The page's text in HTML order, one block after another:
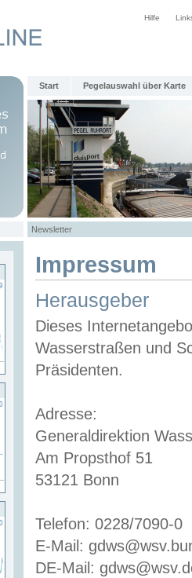
Hilfe
Start Pegelauswahl über Karte
Newsletter
Impressum
Herausgeber
Dieses
Wasserstraßen und
Präsidenten.
Adresse:
Generaldirektion
Am Propsthof 51
53121 Bonn
Telefon: 0228/7090-0
E-Mail:
DE-Mail: